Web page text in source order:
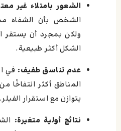
الشعور بامتلاء غير
الشخص بأن الشفاه
ولكن بمجرد أن يستقر
الشكل أكثر طبيعية.
عدم تناسق طفيف: في
المناطق أكثر انتفاخًا
يتوازن مع استقرار الفيلر.
نتائج أولية متغيرة: